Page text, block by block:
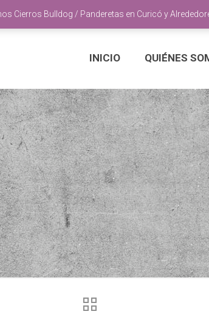
INICIO QUIÉNES
Cierros Bulldog / Panderetas en Curicó y